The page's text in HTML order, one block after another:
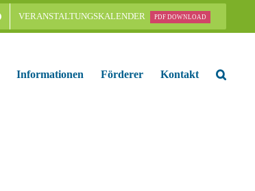
VERANSTALTUNGSKALENDER PDF DOWNLOAD
Informationen Förderer Kontakt